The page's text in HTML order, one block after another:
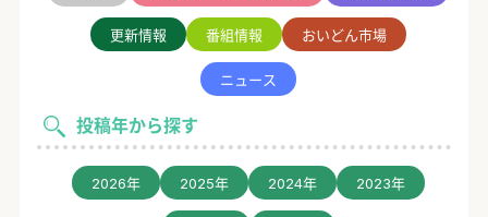
更新情報 番組情報 おいどん市場
ニュース
投稿年から探す
2026年 2025年 2024年 2023年